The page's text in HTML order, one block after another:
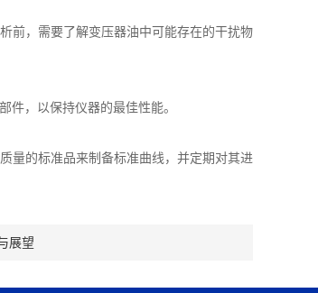
前，需要了解变压器油中可能存在的干扰物
，以保持仪器的最佳性能。
量的标准品来制备标准曲线，并定期对其进
展望